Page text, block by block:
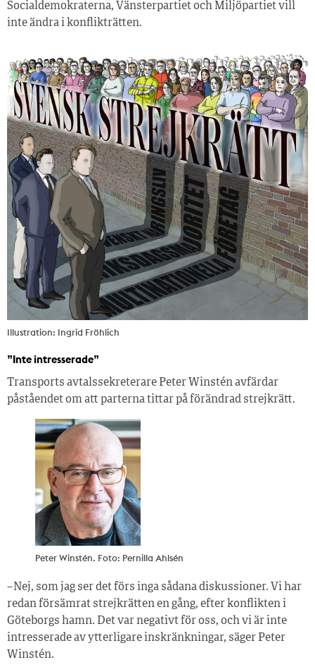
Socialdemokraterna, Vänsterpartiet och Miljöpartiet vill
inte ändra i konflikträtten.
Illustration: Ingrid Fröhlich
”Inte intresserade”
Transports avtalssekreterare Peter Winstén avfärdar
påståendet om att parterna tittar på förändrad strejkrätt.
Peter Winstén. Foto: Pernilla Ahlsén
– Nej, som jag ser det förs inga sådana diskussioner. Vi har
redan försämrat strejkrätten en gång, efter konflikten i
Göteborgs hamn. Det var negativt för oss, och vi är inte
intresserade av ytterligare inskränkningar, säger Peter
Winstén.